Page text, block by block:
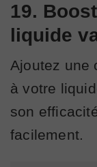
19.
liquide
Ajoutez une
à votre
son
facilement.